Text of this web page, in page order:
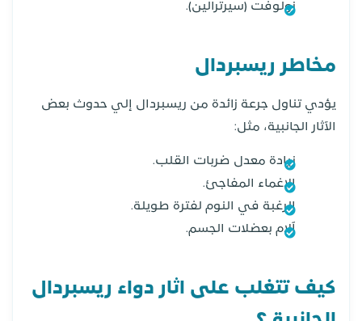
زولوفت (سيرترالين).
مخاطر ريسبردال
يؤدي تناول جرعة زائدة من ريسبردال إلي حدوث بعض
الآثار الجانبية، مثل:
زيادة معدل ضربات القلب.
الإغماء المفاجئ.
الرغبة في النوم لفترة طويلة.
آلام بعضلات الجسم.
كيف تتغلب على اثار دواء ريسبردال